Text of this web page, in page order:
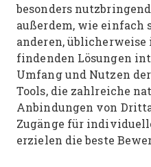
besonders
außerdem, wie einfach
anderen,
findenden Lösungen
Umfang und Nutzen
Tools, die zahlreiche
Anbindungen von
Zugänge für
erzielen die beste